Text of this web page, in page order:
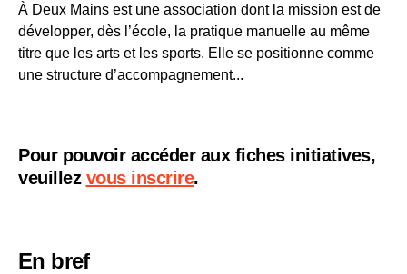
À Deux Mains est une association dont la mission est de
développer, dès l’école, la pratique manuelle au même
titre que les arts et les sports. Elle se positionne comme
une structure d’accompagnement...
Pour pouvoir accéder aux fiches initiatives,
veuillez vous inscrire.
En bref